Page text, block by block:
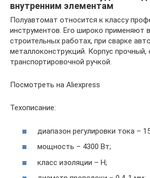
внутренним элементам
Полуавтомат относится к классу
инструментов. Его широко применяют
строительных работах, при сварке
металлоконструкций. Корпус прочный,
транспортировочной ручкой.
Посмотреть на Aliexpress
Техописание:
диапазон регулировки тока –
мощность – 4300 Вт;
класс изоляции – Н;